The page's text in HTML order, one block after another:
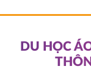
DU HỌC